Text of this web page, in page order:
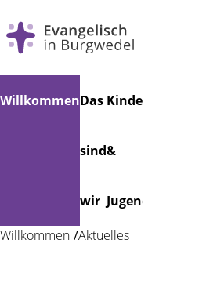
überspringen
WillkommenDas
sind
wir
Kinder
&
Jugend
Willkommen Aktuelles